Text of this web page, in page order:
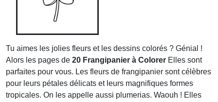
Tu aimes les jolies fleurs et les dessins colorés ? Génial !
Alors les pages de 20 Frangipanier à Colorer Elles sont
parfaites pour vous. Les fleurs de frangipanier sont célèbres
pour leurs pétales délicats et leurs magnifiques formes
tropicales. On les appelle aussi plumerias. Waouh ! Elles